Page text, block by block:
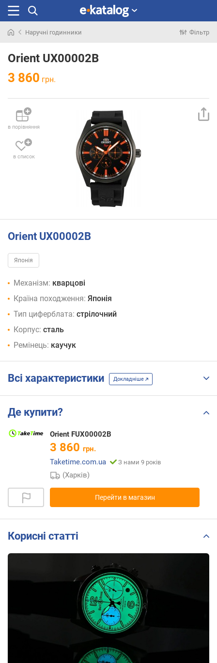
раніше
Наручні годинники Фільтр
Orient UX00002B
3 860 грн.
в порівняння
в список
Orient UX00002B
Японія
Механізм: кварцові
Країна походження: Японія
Тип циферблата: стрілочний
Корпус: сталь
Ремінець: каучук
Всі характеристики Докладніше
Де купити?
Orient FUX00002B
3 860 грн.
Taketime.com.ua
З нами 9 років
(Харків)
Перейти в магазин
Корисні статті